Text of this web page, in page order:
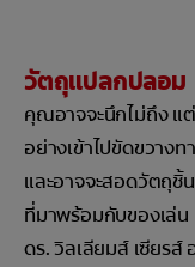
วัตถุแปลกปลอม
คุณอาจจะนึกไม่ถึง แ
อย่างเข้าไปขัดขวาง
และอาจจะสอดวัตถุชิ้
ที่มาพร้อมกับของเล่น
ดร. วิลเลียมส์ เซียรส์